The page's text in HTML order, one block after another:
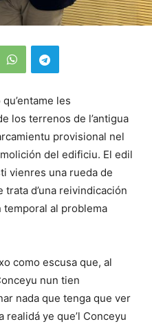
les
los terrenos de l’antigua
provisional nel
del edificiu. El edil
vienres una rueda de
d’una reivindicación
al problema
como escusa que, al
nun tien
nada que tenga que ver
ye que’l Conceyu